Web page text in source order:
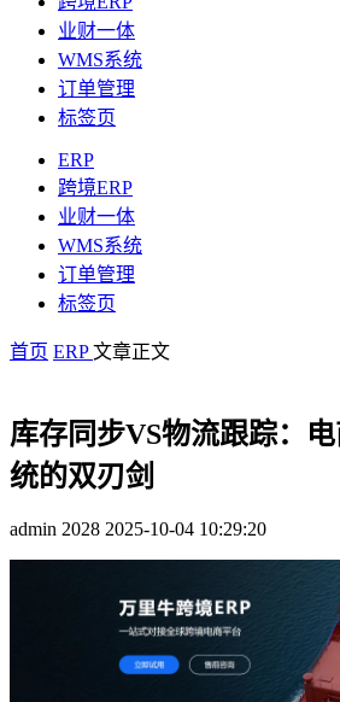
业财一体
WMS系统
订单管理
标签页
ERP
跨境ERP
业财一体
WMS系统
订单管理
标签页
首页 ERP文章正文
库存同步VS物流跟踪：
统的双刃剑
admin 2028 2025-10-04 10:29:20